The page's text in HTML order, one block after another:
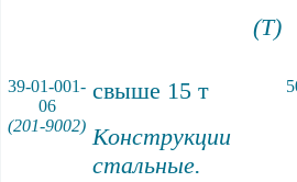
(Т)
39-01-001-
06
(201-9002)
свыше 15 т
Конструкции
стальные.